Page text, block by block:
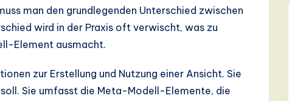
man den grundlegenden Unterschied zwischen
wird in der Praxis oft verwischt, was zu
Element ausmacht.
zur Erstellung und Nutzung einer Ansicht. Sie
Sie umfasst die Meta-Modell-Elemente, die